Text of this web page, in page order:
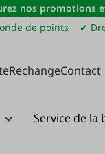
nos promotions
de points ✔
RechangeContact
Service de la